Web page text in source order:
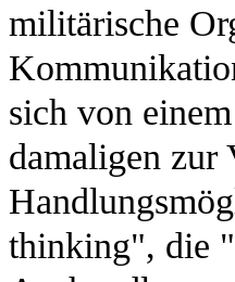
militärische
sich von
damaligen zur
thinking", die